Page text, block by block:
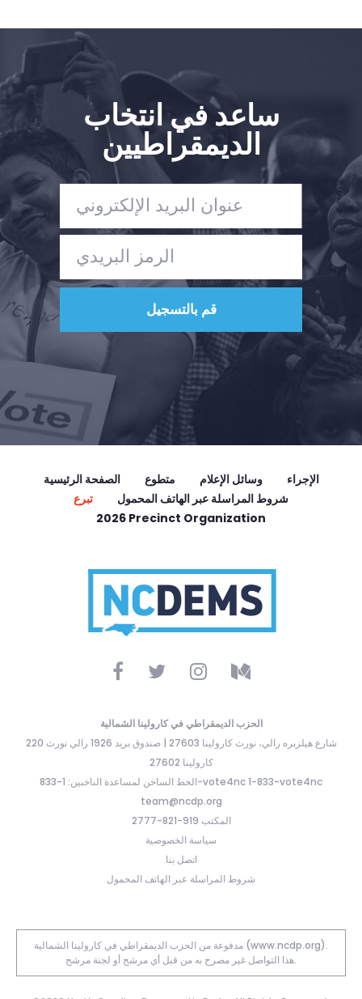
ساعد في انتخاب
الديمقراطيين
الصفحة الرئيسية متطوع وسائل الإعلام
الإجراء
تبرع
شروط المراسلة عبر الهاتف المحمول
2026 Precinct Organization
الحزب الديمقراطي في كارولينا الشمالية
220 شارع هيلزبره رالي، نورث كارولينا 27603 | صندوق بريد 1926 رالي نورث
كارولينا 27602
الخط الساخن لمساعدة الناخبين: 1-833-vote4nc 1-833-vote4nc
team@ncdp.org
المكتب 919-821-2777
سياسة الخصوصية
اتصل بنا
شروط المراسلة عبر الهاتف المحمول
مدفوعة من الحزب الديمقراطي في كارولينا الشمالية (www.ncdp.org).
هذا التواصل غير مصرح به من قبل أي مرشح أو لجنة مرشح.